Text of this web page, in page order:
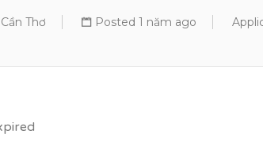
Cần Thơ Posted 1 năm ago